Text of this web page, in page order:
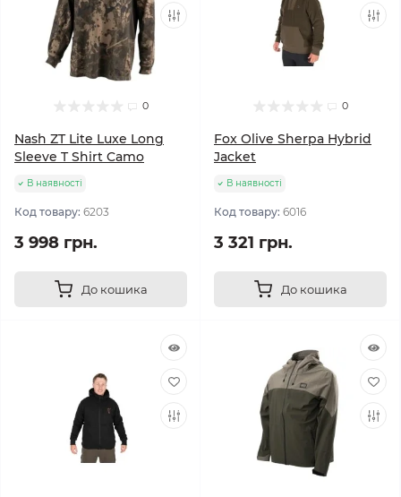
0
Nash ZT Lite Luxe Long
Sleeve T Shirt Camo
В наявності
Код товару: 6203
3 998 грн.
До кошика
0
Fox Olive Sherpa Hybrid
Jacket
В наявності
Код товару: 6016
3 321 грн.
До кошика